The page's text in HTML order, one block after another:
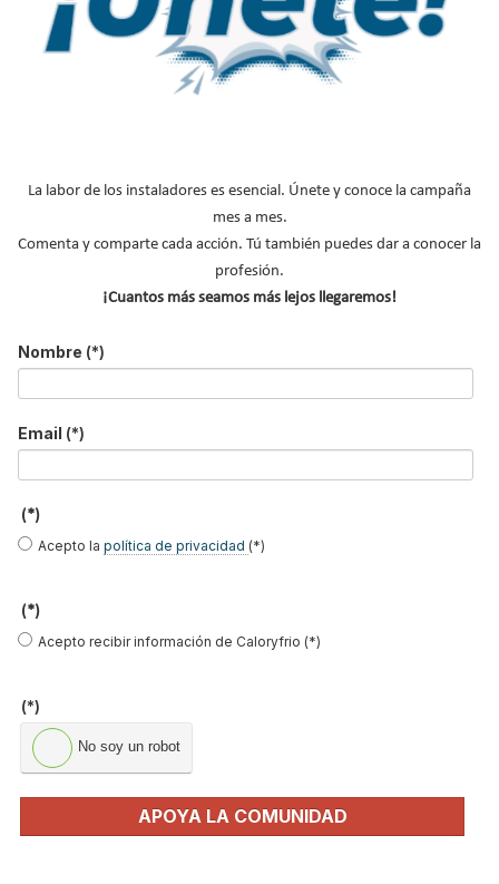
NOTICIAS DESTACADAS
Suscríbete a
nuestros boletines
ACTUALIDAD DEL SECTOR
Nombre *
LO MÁS VISTO
La labor de los instaladores es esencial. Únete y conoce la campaña
mes a mes.
Comenta y comparte cada acción. Tú también puedes dar a conocer la
profesión.
¡Cuantos más seamos más lejos llegaremos!
Nombre (*)
Email (*)
(*)
Acepto la política de privacidad (*)
(*)
Acepto recibir información de Caloryfrio (*)
(*)
No soy un robot
APOYA LA COMUNIDAD